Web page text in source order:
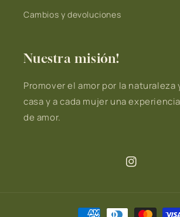
Cambios y devoluciones
Nuestra misión!
Promover el amor por la naturaleza
casa y a cada mujer una
de amor.
Instagram
Formas